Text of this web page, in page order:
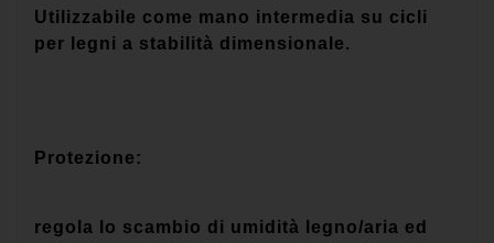
Utilizzabile come mano intermedia su cicli
per legni a stabilità dimensionale.
Protezione:
regola lo scambio di umidità legno/aria ed